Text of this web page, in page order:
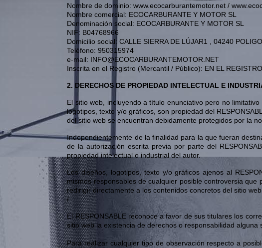
Nombre de dominio: www.ecocarburantemotor.net /
Nombre comercial: ECOCARBURANTE Y MOTOR SL
Denominación social: ECOCARBURANTE Y MOTOR SL
NIF: B04768966
Domicilio social: CALLE SIERRA DE LÚJAR1 , 04240
Teléfono: 950315974
e-mail: INFO@ECOCARBURANTEMOTOR.NET
Inscrita en el Registro (Mercantil / Público): EN EL
2. DERECHOS DE PROPIEDAD INTELECTUAL E
El sitio web, incluyendo a título enunciativo pero no
logotipos, texto y/o gráficos, son propiedad del
del sitio web se encuentran debidamente protegidos por la
Independientemente de la finalidad para la que fueran
de la autorización escrita previa por parte del
propiedad intelectual o industrial del autor.
Los diseños, logotipos, texto y/o gráficos ajenos al
mismos responsables de cualquier posible controversia
redirigir directamente a los contenidos concretos del sitio
/
El RESPONSABLE reconoce a favor de sus titulares los
sitio web la existencia de derechos o responsabilidad
Para realizar cualquier tipo de observación respecto a